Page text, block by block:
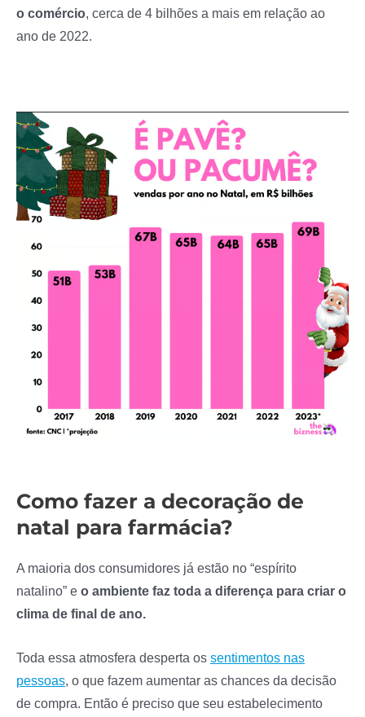
o comércio, cerca de 4 bilhões a mais em relação ao
ano de 2022.
Como fazer a decoração de
natal para farmácia?
A maioria dos consumidores já estão no “espírito
natalino” e o ambiente faz toda a diferença para criar o
clima de final de ano.
Toda essa atmosfera desperta os sentimentos nas
pessoas, o que fazem aumentar as chances da decisão
de compra. Então é preciso que seu estabelecimento